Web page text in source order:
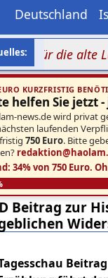
Deutschland
die alte Lüge
KURZFRISTIG
helfen Sie jetzt
news.de wird privat
laufenden
750 Euro. Bitte
34% von 750 Euro.
Beitrag zur